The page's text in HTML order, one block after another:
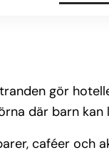
gör
där barn kan
caféer